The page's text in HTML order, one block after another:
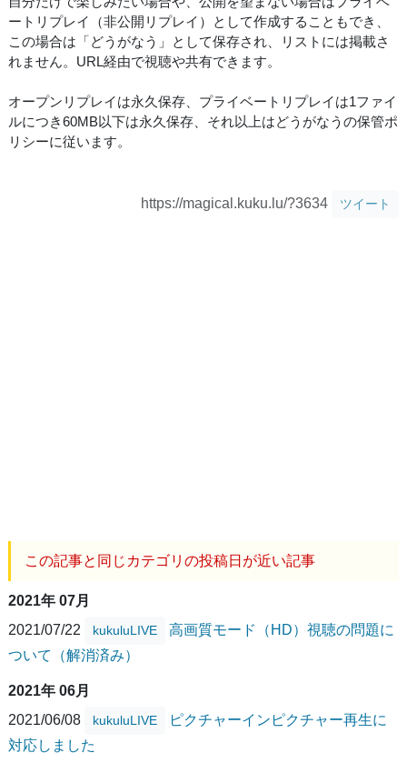
ートリプレイ（非公開リプレイ）として作成することもでき、
この場合は「どうがなう」として保存され、リストには掲載さ
れません。URL経由で視聴や共有できます。
オープンリプレイは永久保存、プライベートリプレイは1ファイ
ルにつき60MB以下は永久保存、それ以上はどうがなうの保管ポ
リシーに従います。
https://magical.kuku.lu/?3634 ツイート
この記事と同じカテゴリの投稿日が近い記事
2021年 07月
2021/07/22
kukuluLIVE
高画質モード（HD）視聴の問題に
ついて（解消済み）
2021年 06月
2021/06/08
kukuluLIVE
ピクチャーインピクチャー再生に
対応しました